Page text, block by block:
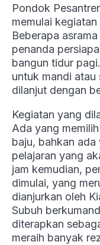
Pondok
memulai
Beberapa
penanda
bangun tidur
untuk mandi
dilanjut dengan
Kegiatan yang
Ada yang
baju, bahkan
pelajaran yang
jam kemudian,
dimulai, yang
dianjurkan oleh
Subuh
diterapkan
meraih banyak